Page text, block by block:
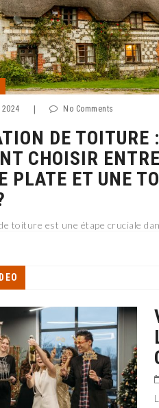
No Comments
DE TOITURE :
CHOISIR
PLATE ET UNE
toiture est une étape cruciale
des inconvénients d